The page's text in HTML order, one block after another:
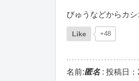
びゅうなどからカ
Like +48
名前:匿名: 投稿日